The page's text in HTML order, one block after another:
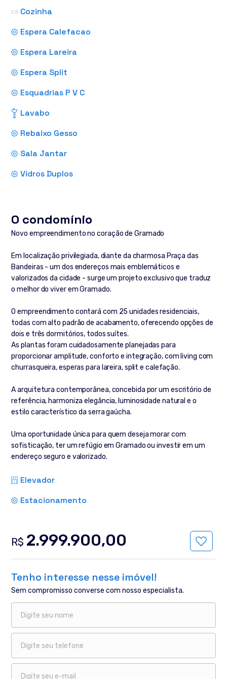
Cozinha
Espera Calefacao
Espera Lareira
Espera Split
Esquadrias P V C
Lavabo
Rebaixo Gesso
Sala Jantar
Vidros Duplos
O condomínio
Novo empreendimento no coração de Gramado
Em localização privilegiada, diante da charmosa Praça das
Bandeiras - um dos endereços mais emblemáticos e
valorizados da cidade - surge um projeto exclusivo que traduz
o melhor do viver em Gramado.
O empreendimento contará com 25 unidades residenciais,
todas com alto padrão de acabamento, oferecendo opções de
dois e três dormitórios, todos suítes.
As plantas foram cuidadosamente planejadas para
proporcionar amplitude, conforto e integração, com living com
churrasqueira, esperas para lareira, split e calefação.
A arquitetura contemporânea, concebida por um escritório de
referência, harmoniza elegância, luminosidade natural e o
estilo característico da serra gaúcha.
Uma oportunidade única para quem deseja morar com
sofisticação, ter um refúgio em Gramado ou investir em um
endereço seguro e valorizado.
Elevador
Estacionamento
R$ 2.999.900,00
Tenho interesse nesse imóvel!
Sem compromisso converse com nosso especialista.